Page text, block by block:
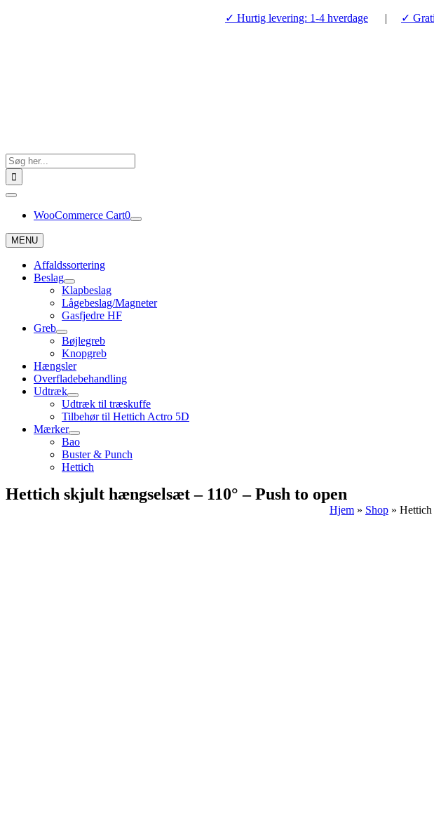
✓ Hurtig levering: 1-4 hverdage | ✓
Search
for:
Toggle
NavigationWooCommerce Cart0
MENU
Affaldssortering
Beslag
Klapbeslag
Lågebeslag/Magneter
Gasfjedre HF
Greb
Bøjlegreb
Knopgreb
Hængsler
Overfladebehandling
Udtræk
Udtræk til træskuffe
Tilbehør til Hettich Actro 5D
Mærker
Bao
Buster & Punch
Hettich
Hettich skjult hængselsæt – 110° – Push to open
Hjem » Shop » Hettich